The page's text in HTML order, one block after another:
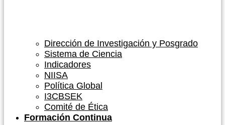
Dirección de Investigación y Posgrado
Sistema de Ciencia
Indicadores
NIISA
Política Global
I3CBSEK
Comité de Ética
Formación Continua